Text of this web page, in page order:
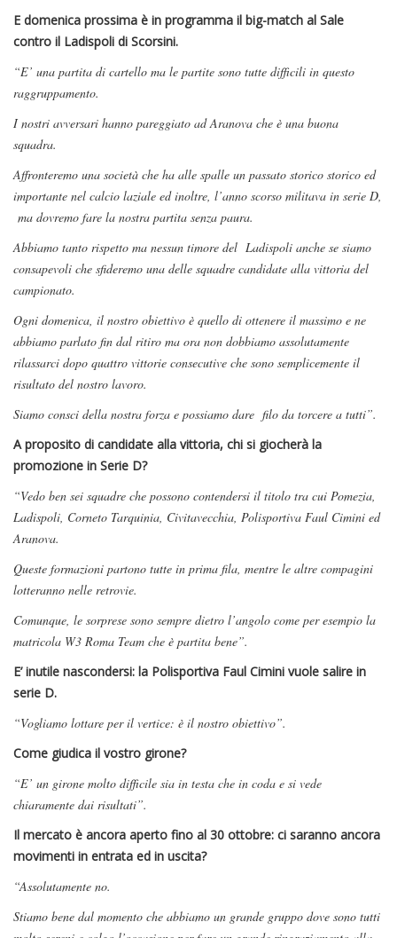
E domenica prossima è in programma il big-match al Sale
contro il Ladispoli di Scorsini.
“E’ una partita di cartello ma le partite sono tutte difficili in questo
raggruppamento.
I nostri avversari hanno pareggiato ad Aranova che è una buona
squadra.
Affronteremo una società che ha alle spalle un passato storico storico ed
importante nel calcio laziale ed inoltre, l’anno scorso militava in serie D,
ma dovremo fare la nostra partita senza paura.
Abbiamo tanto rispetto ma nessun timore del Ladispoli anche se siamo
consapevoli che sfideremo una delle squadre candidate alla vittoria del
campionato.
Ogni domenica, il nostro obiettivo è quello di ottenere il massimo e ne
abbiamo parlato fin dal ritiro ma ora non dobbiamo assolutamente
rilassarci dopo quattro vittorie consecutive che sono semplicemente il
risultato del nostro lavoro.
Siamo consci della nostra forza e possiamo dare filo da torcere a tutti”.
A proposito di candidate alla vittoria, chi si giocherà la
promozione in Serie D?
“Vedo ben sei squadre che possono contendersi il titolo tra cui Pomezia,
Ladispoli, Corneto Tarquinia, Civitavecchia, Polisportiva Faul Cimini ed
Aranova.
Queste formazioni partono tutte in prima fila, mentre le altre compagini
lotteranno nelle retrovie.
Comunque, le sorprese sono sempre dietro l’angolo come per esempio la
matricola W3 Roma Team che è partita bene”.
E’ inutile nascondersi: la Polisportiva Faul Cimini vuole salire in
serie D.
“Vogliamo lottare per il vertice: è il nostro obiettivo”.
Come giudica il vostro girone?
“E’ un girone molto difficile sia in testa che in coda e si vede
chiaramente dai risultati”.
Il mercato è ancora aperto fino al 30 ottobre: ci saranno ancora
movimenti in entrata ed in uscita?
“Assolutamente no.
Stiamo bene dal momento che abbiamo un grande gruppo dove sono tutti